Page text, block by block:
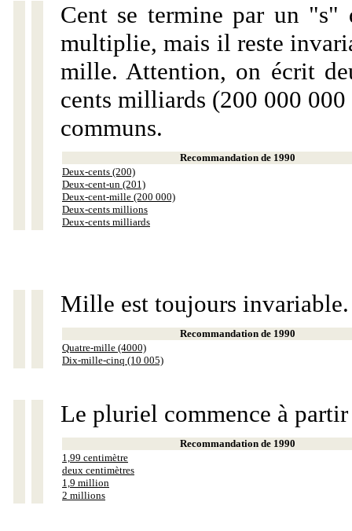
Cent se termine par un "s"
multiplie, mais il reste
mille. Attention, on écrit
cents milliards (200 000
communs.
Recommandation de 1990
Deux-cents (200)
Deux-cent-un (201)
Deux-cent-mille (200 000)
Deux-cents millions
Deux-cents milliards
Mille est toujours invariable.
Recommandation de 1990
Quatre-mille (4000)
Dix-mille-cinq (10 005)
Le pluriel commence à
Recommandation de 1990
1,99 centimètre
deux centimètres
1,9 million
2 millions